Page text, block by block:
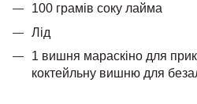
100 грамів соку лайма
Лід
1 вишня мараскіно для
коктейльну вишню для